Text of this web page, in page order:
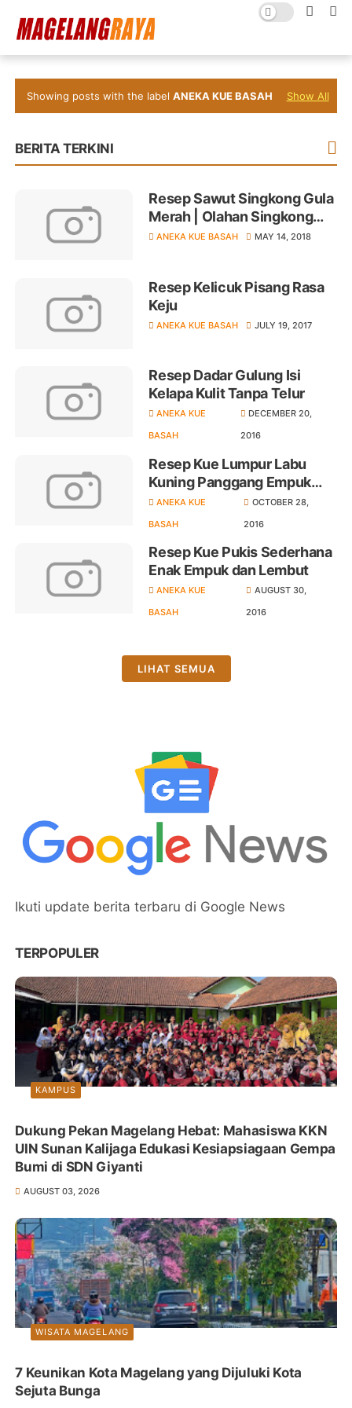
Showing posts with the labelANEKA KUE BASAH Show All
BERITA TERKINI
Resep Sawut Singkong Gula
Merah | Olahan Singkong
Parut Kukus Enak Mudah
ANEKA KUE BASAH MAY 14, 2018
Resep Kelicuk Pisang Rasa
Keju
ANEKA KUE BASAH JULY 19, 2017
Resep Dadar Gulung Isi
Kelapa Kulit Tanpa Telur
ANEKA KUE
BASAH
DECEMBER 20,
2016
Resep Kue Lumpur Labu
Kuning Panggang Empuk
dan Lembut
ANEKA KUE
BASAH
OCTOBER 28,
2016
Resep Kue Pukis Sederhana
Enak Empuk dan Lembut
ANEKA KUE
BASAH
AUGUST 30,
2016
LIHAT SEMUA
Ikuti update berita terbaru di Google News
TERPOPULER
KAMPUS
Dukung Pekan Magelang Hebat: Mahasiswa KKN
UIN Sunan Kalijaga Edukasi Kesiapsiagaan Gempa
Bumi di SDN Giyanti
AUGUST 03, 2026
WISATA MAGELANG
7 Keunikan Kota Magelang yang Dijuluki Kota
Sejuta Bunga